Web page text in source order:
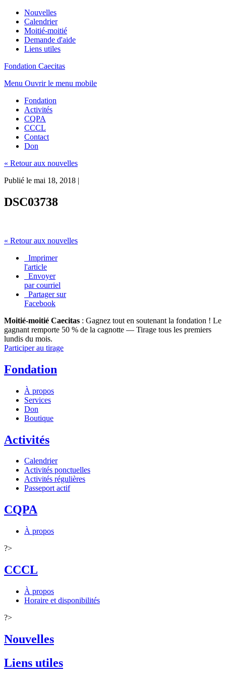
Nouvelles
Calendrier
Moitié-moitié
Demande d'aide
Liens utiles
Fondation Caecitas
Menu Ouvrir le menu mobile
Fondation
Activités
CQPA
CCCL
Contact
Don
« Retour aux nouvelles
Publié le mai 18, 2018 |
DSC03738
« Retour aux nouvelles
Imprimer
l'article
Envoyer
par courriel
Partager sur
Facebook
Moitié-moitié Caecitas : Gagnez tout en soutenant la fondation ! Le
gagnant remporte 50 % de la cagnotte — Tirage tous les premiers
lundis du mois.
Participer au tirage
Fondation
À propos
Services
Don
Boutique
Activités
Calendrier
Activités ponctuelles
Activités régulières
Passeport actif
CQPA
À propos
?>
CCCL
À propos
Horaire et disponibilités
?>
Nouvelles
Liens utiles